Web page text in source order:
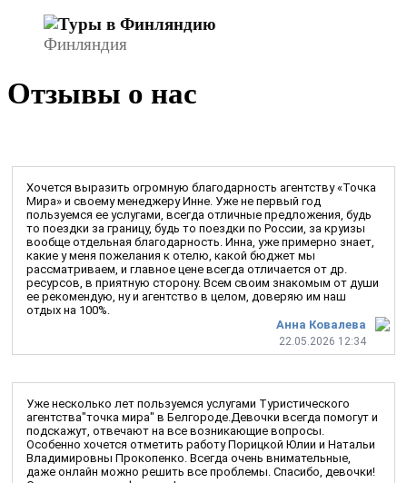
Финляндия
Отзывы о нас
Анна Ковалева
22.05.2026 12:34
Хочется выразить огромную благодарность агентству «Точка
Мира» и своему менеджеру Инне. Уже не первый год
пользуемся ее услугами, всегда отличные предложения, будь
то поездки за границу, будь то поездки по России, за круизы
вообще отдельная благодарность. Инна, уже примерно знает,
какие у меня пожелания к отелю, какой бюджет мы
рассматриваем, и главное цене всегда отличается от др.
ресурсов, в приятную сторону. Всем своим знакомым от души
ее рекомендую, ну и агентство в целом, доверяю им наш
отдых на 100%.
Уже несколько лет пользуемся услугами Туристического
агентства"точка мира" в Белгороде.Девочки всегда помогут и
подскажут, отвечают на все возникающие вопросы.
Особенно хочется отметить работу Порицкой Юлии и Натальи
Владимировны Прокопенко. Всегда очень внимательные,
даже онлайн можно решить все проблемы. Спасибо, девочки!